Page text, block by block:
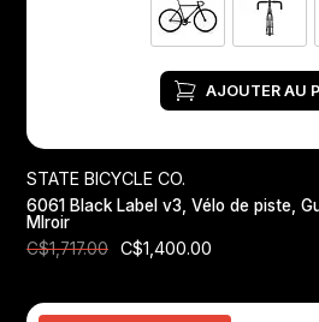
AJOUTER AU
STATE BICYCLE CO.
6061 Black Label v3, Vélo de piste,
MIroir
C$1,717.00
C$1,400.00